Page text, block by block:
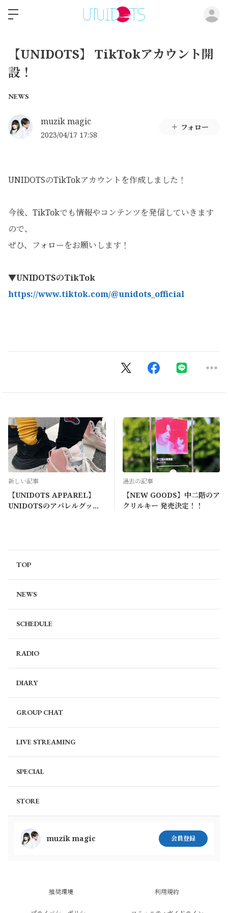
【UNIDOTS】 TikTokアカウント開
設！
NEWS
muzik magic
2023/04/17 17:58
フォロー
UNIDOTSのTikTokアカウントを作成しました！
今後、TikTokでも情報やコンテンツを発信していきます
ので、
ぜひ、フォローをお願いします！
▼UNIDOTSのTikTok
https://www.tiktok.com/@unidots_official
新しい記事
【UNIDOTS APPAREL】
UNIDOTSのアパレルグッズ
過去の記事
【NEW GOODS】中二階のア
クリルキー 発売決定！！
TOP
NEWS
SCHEDULE
RADIO
DIARY
GROUP CHAT
LIVE STREAMING
SPECIAL
STORE
muzik magic 会員登録
推奨環境 利用規約